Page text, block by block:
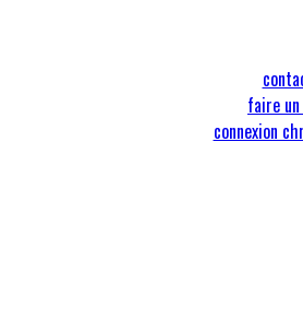
faire un
connexion